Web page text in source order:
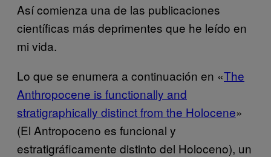
Así comienza una de las publicaciones
científicas más deprimentes que he leído en
mi vida.
Lo que se enumera a continuación en «The
Anthropocene is functionally and
stratigraphically distinct from the Holocene»
(El Antropoceno es funcional y
estratigráficamente distinto del Holoceno), un